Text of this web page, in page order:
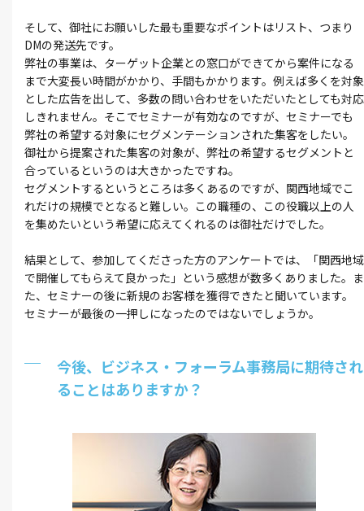
そして、御社にお願いした最も重要なポイントはリスト、つまり
DMの発送先です。
弊社の事業は、ターゲット企業との窓口ができてから案件になる
まで大変長い時間がかかり、手間もかかります。例えば多くを対象
とした広告を出して、多数の問い合わせをいただいたとしても対応
しきれません。そこでセミナーが有効なのですが、セミナーでも
弊社の希望する対象にセグメンテーションされた集客をしたい。
御社から提案された集客の対象が、弊社の希望するセグメントと
合っているというのは大きかったですね。
セグメントするというところは多くあるのですが、関西地域でこ
れだけの規模でとなると難しい。この職種の、この役職以上の人
を集めたいという希望に応えてくれるのは御社だけでした。
結果として、参加してくださった方のアンケートでは、「関西地域
で開催してもらえて良かった」という感想が数多くありました。ま
た、セミナーの後に新規のお客様を獲得できたと聞いています。
セミナーが最後の一押しになったのではないでしょうか。
今後、ビジネス・フォーラム事務局に期待され
ることはありますか？